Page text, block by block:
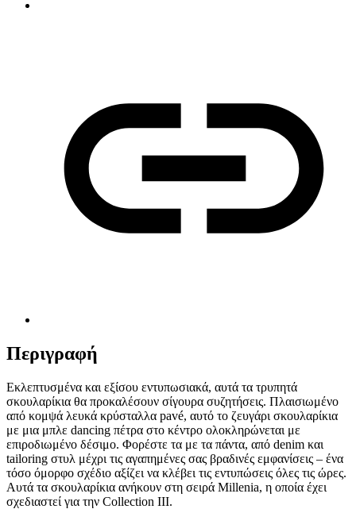
Περιγραφή
Εκλεπτυσμένα και εξίσου εντυπωσιακά, αυτά τα τρυπητά
σκουλαρίκια θα προκαλέσουν σίγουρα συζητήσεις. Πλαισιωμένο
από κομψά λευκά κρύσταλλα pavé, αυτό το ζευγάρι σκουλαρίκια
με μια μπλε dancing πέτρα στο κέντρο ολοκληρώνεται με
επιροδιωμένο δέσιμο. Φορέστε τα με τα πάντα, από denim και
tailoring στυλ μέχρι τις αγαπημένες σας βραδινές εμφανίσεις – ένα
τόσο όμορφο σχέδιο αξίζει να κλέβει τις εντυπώσεις όλες τις ώρες.
Αυτά τα σκουλαρίκια ανήκουν στη σειρά Millenia, η οποία έχει
σχεδιαστεί για την Collection III.